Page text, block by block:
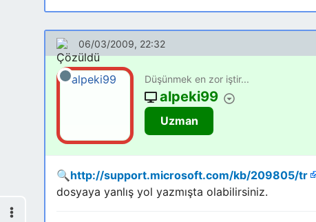
06/03/2009, 22:32
Düşünmek en zor iştir...
alpeki99
Uzman
🔍 http://support.microsoft.com/kb/209805/tr
dosyaya yanlış yol yazmışta olabilirsiniz.